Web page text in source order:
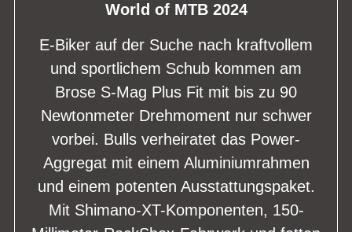
World of MTB 2024
E-Biker auf der Suche nach kraftvollem
und sportlichem Schub kommen am
Brose S-Mag Plus Fit mit bis zu 90
Newtonmeter Drehmoment nur schwer
vorbei. Bulls verheiratet das Power-
Aggregat mit einem Aluminiumrahmen
und einem potenten Ausstattungspaket.
Mit Shimano-XT-Komponenten, 150-